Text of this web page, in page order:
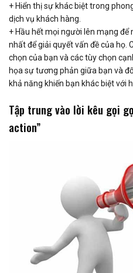
+ Hiển thị sự khác biệt trong
dịch vụ khách hàng.
+ Hầu hết mọi người lên mạng
nhất để giải quyết vấn đề của họ.
chọn của bạn và các tùy chọn
họa sự tương phản giữa bạn và
khả năng khiến bạn khác biệt với
Tập trung vào lời kêu gọi
action”